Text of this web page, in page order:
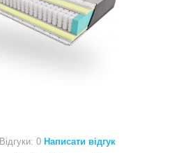
Відгуки: 0 Написати відгук